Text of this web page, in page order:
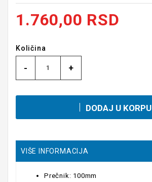
1.760,00 RSD
Količina
- +
DODAJ U KORPU
VIŠE INFORMACIJA
Prečnik: 100mm